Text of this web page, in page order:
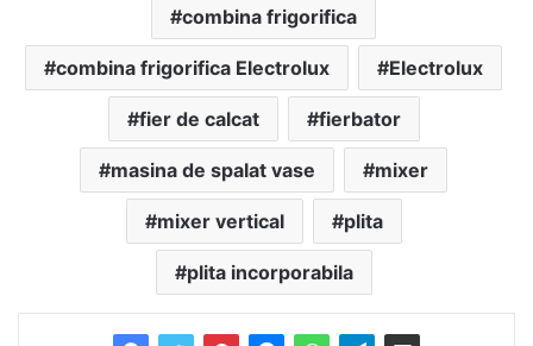
combina frigorifica
combina frigorifica Electrolux Electrolux
fier de calcat fierbator
masina de spalat vase mixer
mixer vertical plita
plita incorporabila